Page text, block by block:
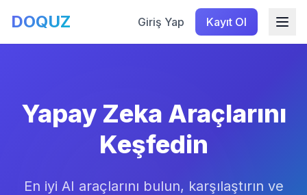
DOQUZ Giriş Yap Kayıt Ol
Yapay Zeka Araçlarını
Keşfedin
En iyi AI araçlarını bulun, karşılaştırın ve